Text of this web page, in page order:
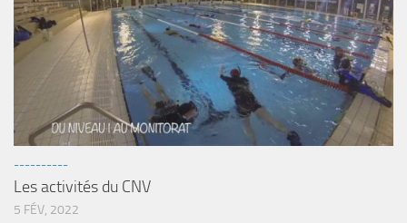
----------
Les activités du CNV
5 FÉV, 2022